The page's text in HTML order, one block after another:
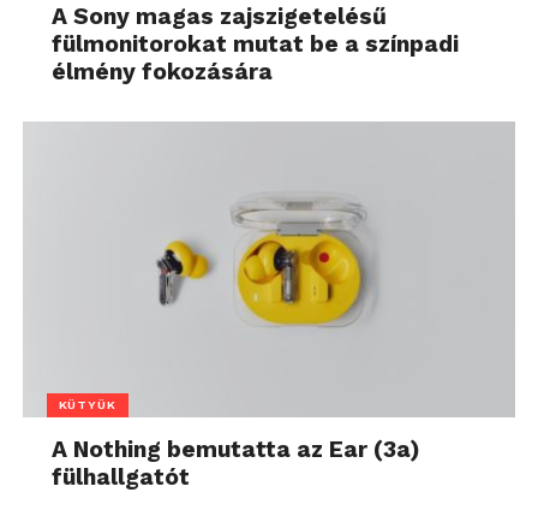
A Sony magas zajszigetelésű
fülmonitorokat mutat be a színpadi
élmény fokozására
KÜTYÜK
A Nothing bemutatta az Ear (3a)
fülhallgatót